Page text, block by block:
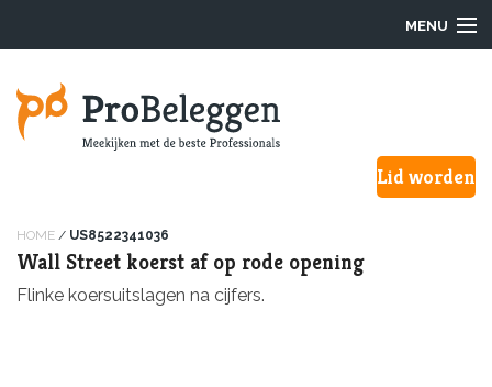
MENU
Hoe werkt het?
Onze Pro’s
Lid worden
HOME / US8522341036
Wall Street koerst af op rode opening
Flinke koersuitslagen na cijfers.